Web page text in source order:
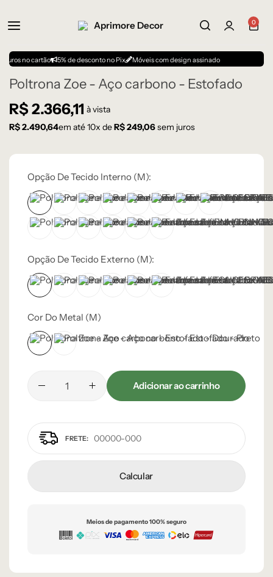
0
cartão 5% de desconto no Pix Móveis com design assinado
Poltrona Zoe - Aço carbono - Estofado
R$ 2.366,11 à vista
R$2.490,64em até10x deR$249,06sem juros
Opção De Tecido Interno (m):
BOUCLE OFF-WHITE 108 – D
CORINO MARROM CLARO 105 – C
CORINO MARROM ESCURO 106 – C
CORINO PRETO 93 – C
LINHO AVELUDADO CINZA
LINHO AVELUDADO
LINHOLINHO CINZA
LINHO CINZA MESCLA 56 – B
LINHO OFF-WHITE 50 – B
SUEDE AREIA 33 – A
SUEDE BEGE 32 – A
SUEDE CINZA 34 – A
SUEDE TERRACOTA 30 –
Opção De Tecido Externo (m):
BOUCLE OFF-WHITE 108 – D
CORINO MARROM CLARO 105 – C
CORINO PRETO 93 – C
LINHO AVELUDADO CINZA CLARO -
LINHO AVELUDADO CINZA
LINHO OFF-WHITE 50 – B
Cor Do Metal (m)
DouradoPreto
Adicionar ao carrinho
Calcular
Meios de pagamento 100% seguro